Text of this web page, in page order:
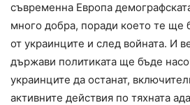
съвременна Европа
много добра, поради което те ще
от украинците и след войната. И
държави политиката ще бъде
украинците да останат,
активните действия по тяхната